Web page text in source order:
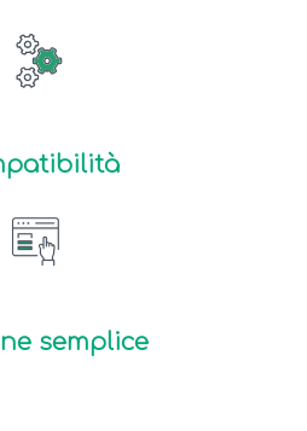
semplice